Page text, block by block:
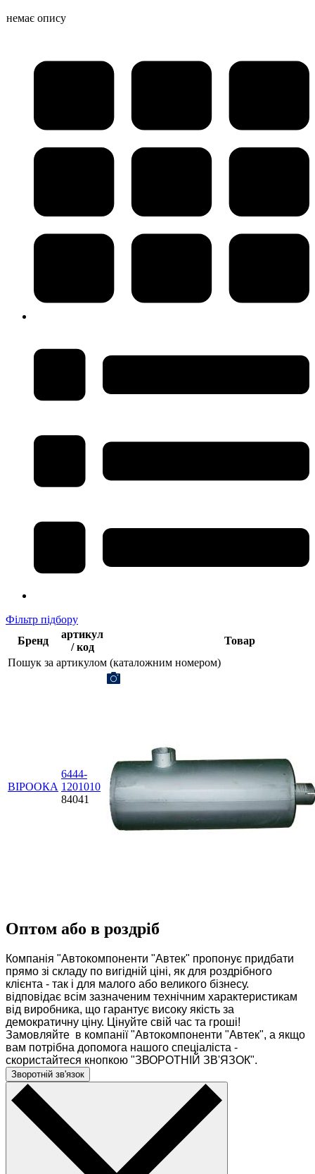
немає опису
Фільтр підбору
Бренд
артикул
/ код
Товар
Пошук за артикулом (каталожним номером)
ВІРООКА
6444-
1201010
84041
Оптом або в роздріб
Компанія "Автокомпоненти "Автек" пропонує придбати
прямо зі складу по вигідній ціні, як для роздрібного
клієнта - так і для малого або великого бізнесу.
відповідає всім зазначеним технічним характеристикам
від виробника, що гарантує високу якість за
демократичну ціну. Цінуйте свій час та гроші!
Замовляйте в компанії "Автокомпоненти "Автек", а якщо
вам потрібна допомога нашого спеціаліста -
скористайтеся кнопкою "ЗВОРОТНІЙ ЗВ'ЯЗОК".
Зворотній зв'язок